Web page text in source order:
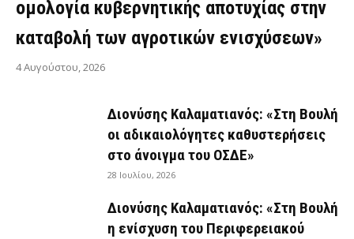
ομολογία κυβερνητικής αποτυχίας στην
καταβολή των αγροτικών ενισχύσεων»
4 Αυγούστου, 2026
Διονύσης Καλαματιανός: «Στη Βουλή
οι αδικαιολόγητες καθυστερήσεις
στο άνοιγμα του ΟΣΔΕ»
28 Ιουλίου, 2026
Διονύσης Καλαματιανός: «Στη Βουλή
η ενίσχυση του Περιφερειακού